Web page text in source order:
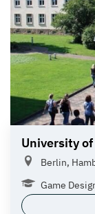
University
Berlin,
Game